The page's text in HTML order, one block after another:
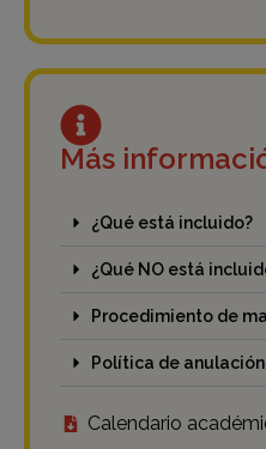
Más
¿Qué está incluido?
¿Qué NO está
Procedimiento de
Política de
Calendario